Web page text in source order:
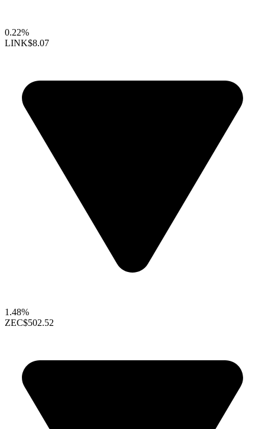
0.22%
LINK$8.07
1.48%
ZEC$502.52